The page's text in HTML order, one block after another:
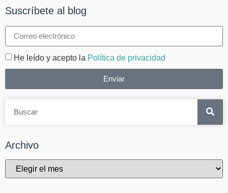
Suscríbete al blog
He leído y acepto la Política de privacidad
Enviar
Archivo